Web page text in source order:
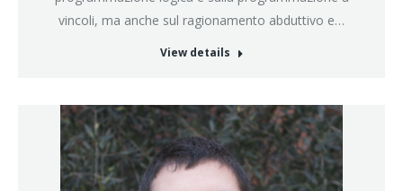
vincoli, ma anche sul ragionamento abduttivo e…
View details